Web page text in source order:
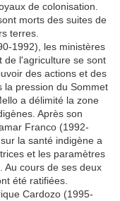
de colonisation.
morts des suites de
terres.
1992), les ministères
de l'agriculture se sont
des actions et des
la pression du Sommet
a délimité la zone
Après son
Franco (1992-
la santé indigène a
et les paramètres
Au cours de ses deux
été ratifiées.
Cardozo (1995-